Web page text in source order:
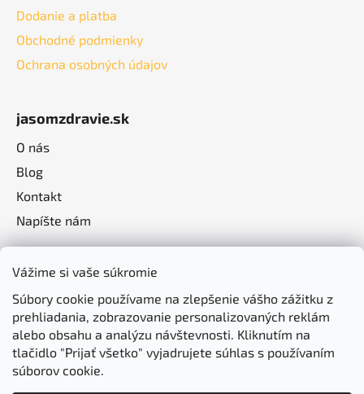
Vážime si vaše súkromie
Súbory cookie používame na zlepšenie vášho zážitku z
prehliadania, zobrazovanie personalizovaných reklám
alebo obsahu a analýzu návštevnosti. Kliknutím na
tlačidlo "Prijať všetko" vyjadrujete súhlas s používaním
súborov cookie.
Dodanie a platba
Obchodné podmienky
Ochrana osobných údajov
jasomzdravie.sk
O nás
Blog
Kontakt
Napíšte nám